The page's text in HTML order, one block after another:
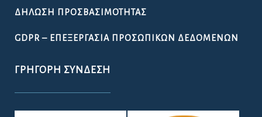
ΔΉΛΩΣΗ ΠΡΟΣΒΑΣΙΜΌΤΗΤΑΣ
GDPR – ΕΠΕΞΕΡΓΑΣΙΑ ΠΡΟΣΩΠΙΚΩΝ ΔΕΔΟΜΕΝΩΝ
ΓΡΉΓΟΡΗ ΣΎΝΔΕΣΗ